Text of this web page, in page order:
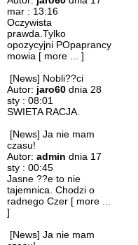
mar : 13:16
Oczywista
prawda.Tylko
opozycyjni POpaprancy
mowia [ more ... ]
[News] Nobli??ci
Autor: jaro60 dnia 28
sty : 08:01
SWIETA RACJA.
[News] Ja nie mam
czasu!
Autor: admin dnia 17
sty : 00:45
Jasne ??e to nie
tajemnica. Chodzi o
radnego Czer [ more ...
]
[News] Ja nie mam